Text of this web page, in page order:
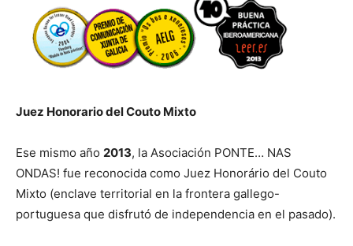
Juez Honorario del Couto Mixto
Ese mismo año 2013, la Asociación PONTE… NAS
ONDAS! fue reconocida como Juez Honorário del Couto
Mixto (enclave territorial en la frontera gallego-
portuguesa que disfrutó de independencia en el pasado).